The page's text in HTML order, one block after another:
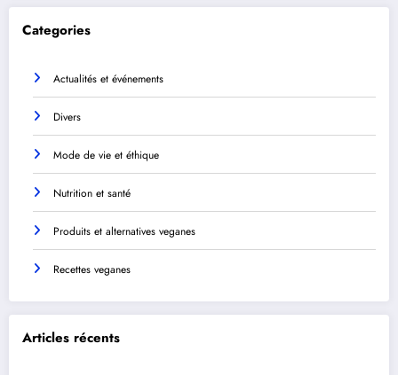
Categories
Actualités et événements
Divers
Mode de vie et éthique
Nutrition et santé
Produits et alternatives veganes
Recettes veganes
Articles récents